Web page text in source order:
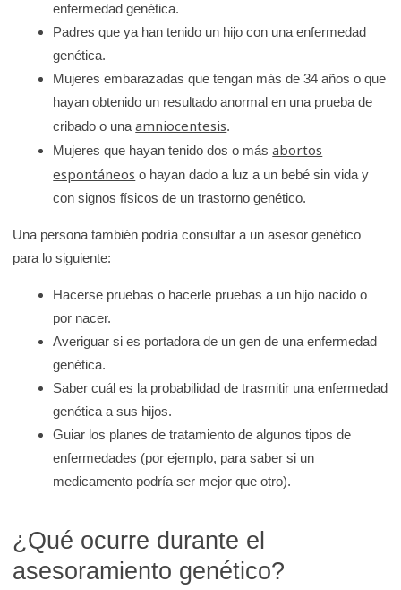
l
t
enfermedad genética.
Padres que ya han tenido un hijo con una enfermedad
genética.
Mujeres embarazadas que tengan más de 34 años o que
hayan obtenido un resultado anormal en una prueba de
cribado o unaamniocentesis.
Mujeres que hayan tenido dos o másabortos
espontáneos o hayan dado a luz a un bebé sin vida y
con signos físicos de un trastorno genético.
Una persona también podría consultar a un asesor genético
para lo siguiente:
Hacerse pruebas o hacerle pruebas a un hijo nacido o
por nacer.
Averiguar si es portadora de un gen de una enfermedad
genética.
Saber cuál es la probabilidad de trasmitir una enfermedad
genética a sus hijos.
Guiar los planes de tratamiento de algunos tipos de
enfermedades (por ejemplo, para saber si un
medicamento podría ser mejor que otro).
¿Qué ocurre durante el
asesoramiento genético?